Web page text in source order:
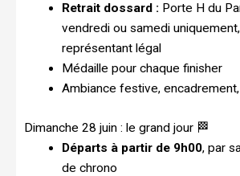
Retrait dossard : Porte H du
vendredi ou samedi
représentant légal
Médaille pour chaque finisher
Ambiance festive,
Dimanche 28 juin : le grand jour 🏁
Départs à partir de 9h00, par
de chrono